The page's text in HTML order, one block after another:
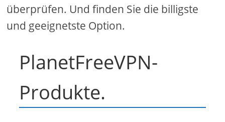
überprüfen. Und finden Sie die billigste
und geeignetste Option.
PlanetFreeVPN-
Produkte.